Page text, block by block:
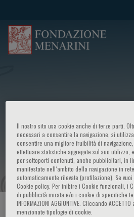
Congress on: Ricerca
italiana avanzata:
prospettive future
HOME PAGE / CURSOS Y EVENTOS
Il nostro sito usa cookie anche di terze parti.
necessari a consentire la navigazione, si
consentire una migliore fruibilità di
effettuare statistiche aggregate sul suo utilizzo,
per sottoporti contenuti, anche pubblicitari, in
manifestate nell‘ambito della navigazione in
automaticamente rilevate (profilazione). Se
Cookie policy. Per inibire i Cookie funzionali, i
di pubblicità mirata e/o i cookie di specifiche
INFORMAZIONI AGGIUNTIVE. Cliccando
menzionate tipologie di cookie.